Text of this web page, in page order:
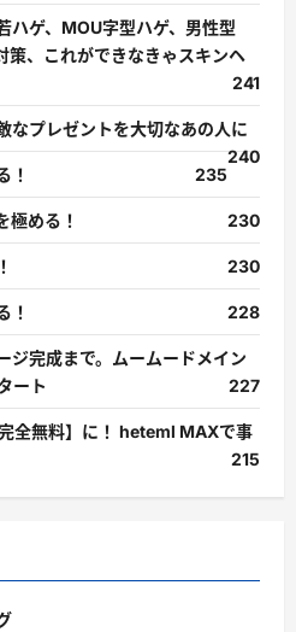
ハゲ、MOU字型ハゲ、男性型
策、これができなきゃスキンヘ
241
なプレゼントを大切なあの人に
240
！
235
極める！ 230
230
！ 228
ジ完成まで。ムームードメイン
ート
227
全無料】に！ heteml MAXで事
215